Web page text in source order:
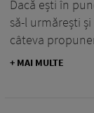
Dacă ești în
să-l urmărești
câteva
+ MAI MULTE